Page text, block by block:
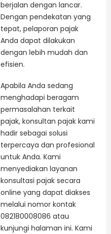
berjalan dengan lancar.
Dengan pendekatan yang
tepat, pelaporan pajak
Anda dapat dilakukan
dengan lebih mudah dan
efisien.
Apabila Anda sedang
menghadapi beragam
permasalahan terkait
pajak, konsultan pajak kami
hadir sebagai solusi
terpercaya dan profesional
untuk Anda. Kami
menyediakan layanan
konsultasi pajak secara
online yang dapat diakses
melalui nomor kontak
082180008086 atau
kunjungi halaman ini. Kami